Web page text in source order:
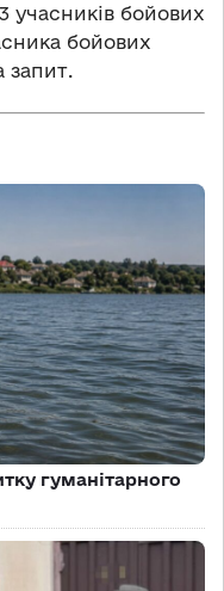
учасників бойових
бойових
запит.
гуманітарного